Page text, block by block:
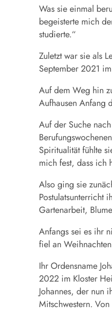
Was sie einmal
begeisterte mich
studierte.“
Zuletzt war sie als
September 2021
Auf dem Weg hin
Aufhausen Anfang
Auf der Suche
Spiritualität fühlte
mich fest, dass ich
Also ging sie
Postulatsunterricht
Gartenarbeit,
Anfangs sei es ihr
fiel an
Ihr Ordensname
2022 im Kloster
Johannes, der nun
Mitschwestern.